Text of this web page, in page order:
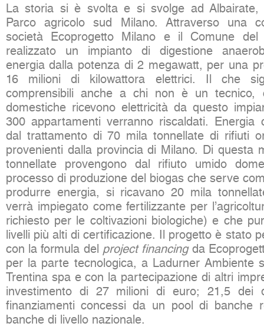
La storia si è svolta e si svolge ad Albairate,
Parco agricolo sud Milano. Attraverso una
società Ecoprogetto Milano e il Comune
realizzato un impianto di digestione
energia dalla potenza di 2 megawatt, per una
16 milioni di kilowattora elettrici. Il che
comprensibili anche a chi non è un tecnico,
domestiche ricevono elettricità da questo
300 appartamenti verranno riscaldati. Energia
dal trattamento di 70 mila tonnellate di rifiuti
provenienti dalla provincia di Milano. Di questa
tonnellate provengono dal rifiuto umido
processo di produzione del biogas che serve
produrre energia, si ricavano 20 mila
verrà impiegato come fertilizzante per
richiesto per le coltivazioni biologiche) e che
livelli più alti di certificazione. Il progetto è stato
con la formula del project financing da
per la parte tecnologica, a Ladurner Ambiente
Trentina spa e con la partecipazione di altri
investimento di 27 milioni di euro; 21,5 dei
finanziamenti concessi da un pool di banche
banche di livello nazionale.